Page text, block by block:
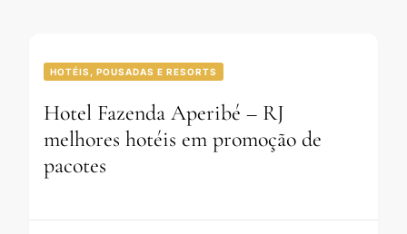
HOTÉIS, POUSADAS E RESORTS
Hotel Fazenda Aperibé – RJ
melhores hotéis em promoção de
pacotes